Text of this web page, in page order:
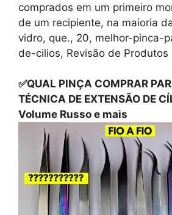
comprados em um primeiro
de um recipiente, na maioria
vidro, que., 20, melhor-pinca-
de-cilios, Revisão de Produtos
✅QUAL PINÇA COMPRAR
TÉCNICA DE EXTENSÃO DE
Volume Russo e mais